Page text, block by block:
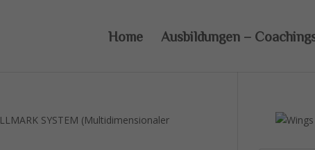
Home Ausbildungen –
SYSTEM (Multidimensionaler